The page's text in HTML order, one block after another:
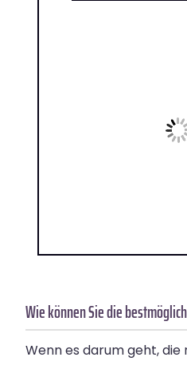
Wie können Sie die
Wenn es darum geht,